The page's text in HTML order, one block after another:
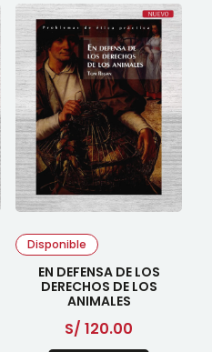
Disponible
EN DEFENSA DE LOS
DERECHOS DE LOS
ANIMALES
S/ 120.00